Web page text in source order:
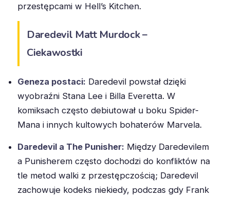
przestępcami w Hell’s Kitchen.
Daredevil Matt Murdock –
Ciekawostki
Geneza postaci: Daredevil powstał dzięki
wyobraźni Stana Lee i Billa Everetta. W
komiksach często debiutował u boku Spider-
Mana i innych kultowych bohaterów Marvela.
Daredevil a The Punisher: Między Daredevilem
a Punisherem często dochodzi do konfliktów na
tle metod walki z przestępczością; Daredevil
zachowuje kodeks niekiedy, podczas gdy Frank